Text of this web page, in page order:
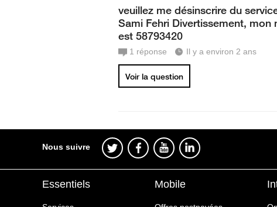
veuillez me désinscrire du
Sami Fehri Divertissement, mon
est 58793420
1 réponse Il y a environ 2 ans
Voir la question
Nous suivre
Essentiels Mobile